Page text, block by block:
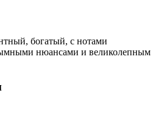
богатый, с нотами
нюансами и великолепным